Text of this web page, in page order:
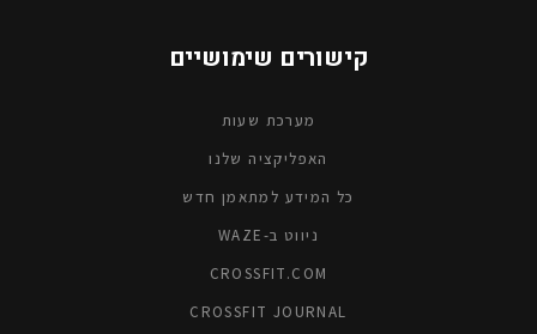
קישורים שימושיים
מערכת שעות
האפליקציה שלנו
כל המידע למתאמן חדש
ניווט ב-WAZE
CROSSFIT.COM
CROSSFIT JOURNAL